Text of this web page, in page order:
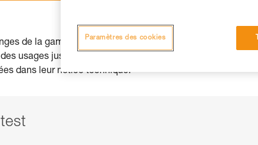
de la gamme ABSORBICA 2024 (référence
usages jusqu’à 140 kg max, et pour les hauteurs de
dans leur notice technique.
Paramètres des cookies